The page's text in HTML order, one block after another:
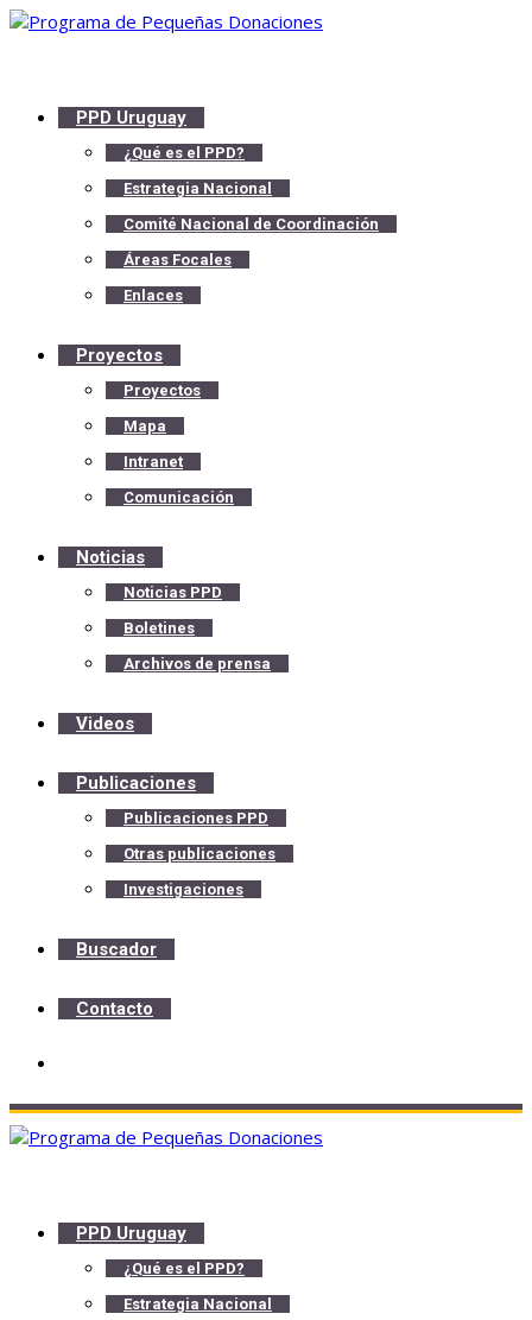
PPD Uruguay
¿Qué es el PPD?
Estrategia Nacional
Comité Nacional de Coordinación
Áreas Focales
Enlaces
Proyectos
Proyectos
Mapa
Intranet
Comunicación
Noticias
Noticias PPD
Boletines
Archivos de prensa
Videos
Publicaciones
Publicaciones PPD
Otras publicaciones
Investigaciones
Buscador
Contacto
PPD Uruguay
¿Qué es el PPD?
Estrategia Nacional